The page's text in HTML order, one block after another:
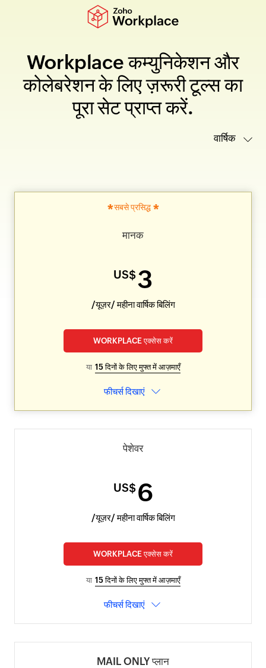
Workplace कम्युनिकेशन और
कोलेबरेशन के लिए ज़रूरी टूल्स का
पूरा सेट प्राप्त करें.
*सबसे प्रसिद्ध *
मानक
US$3
/यूज़र/ महीना वार्षिक बिलिंग
WORKPLACE एक्सेस करें
या 15 दिनों के लिए मुफ्त में आज़माएँ
फीचर्स दिखाएं
पेशेवर
US$ 6
/यूज़र/ महीना वार्षिक बिलिंग
WORKPLACE एक्सेस करें
या 15 दिनों के लिए मुफ्त में आज़माएँ
फीचर्स दिखाएं
MAIL ONLY प्लान